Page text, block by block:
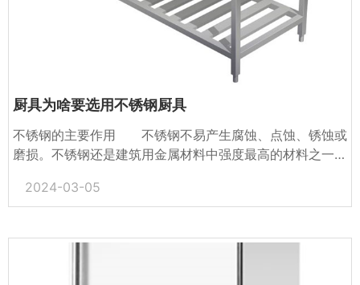
厨具为啥要选用不锈钢厨具
不锈钢的主要作用 不锈钢不易产生腐蚀、点蚀、锈蚀或
磨损。不锈钢还是建筑用金属材料中强度最高的材料之一。
地保...
2024-03-05